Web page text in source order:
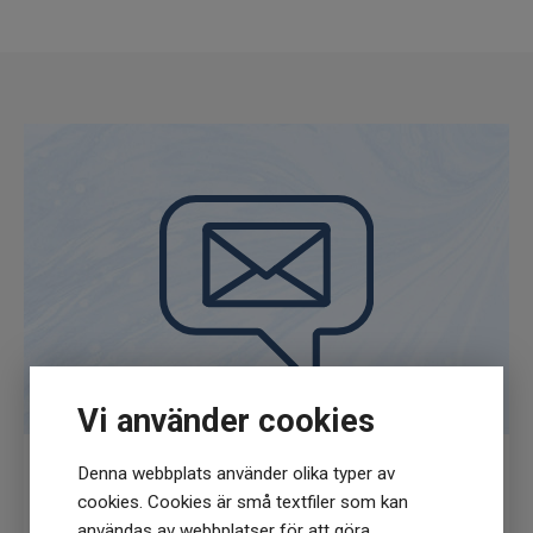
Vi använder cookies
Denna webbplats använder olika typer av
cookies. Cookies är små textfiler som kan
Få10% rabattnär du anmäler dig för vårt